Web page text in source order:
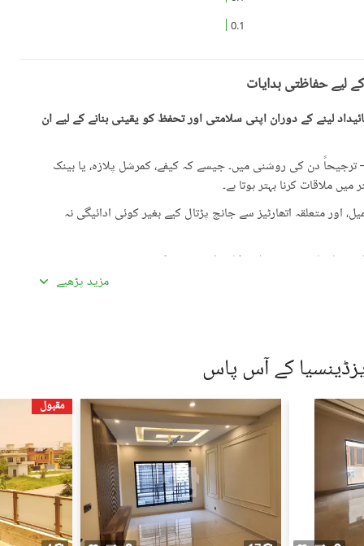
0.1
لیے حفاظتی ہدایات
لینے کے دوران اپنی سلامتی اور تحفظ کو یقینی بنانے کے لیے ان
دن کی روشنی میں۔ جیسے کہ کیفے، کمرشل پلازہ، یا بینک
ملاقات کرنا بہتر ہوتا ہے۔
اور متعلقہ اتھارٹیز سے جانچ پڑتال کیے بغیر کوئی ادائیگی نہ
معلومات سے تفصیلات کا موازنہ ضرور کریں۔
اچھی لگیں۔ غیرمعمولی طور پر کم قیمتیں دھوکہ دہی کی
جائیداد پر کسی بھی قسم کی رکاوٹ یا تنازعے کی جانچ کریں۔
کسی قابل اعتماد شخص کو ساتھ لے جائیں۔
اپنی ذاتی یا مالی معلومات شیئر کرنے سے گریز کریں۔
کے لیے ذمہ دار نہیں ہے۔ تمام صارفین اپنے اشتہارات
خود ذمہ دار ہیں۔ کسی بھی معاہدے کو حتمی شکل دینے سے پہلے
اسٹیٹ ماہرین سے مشورہ حاصل کریں۔
مزید پڑھیے
کے آس پاس
مقبول